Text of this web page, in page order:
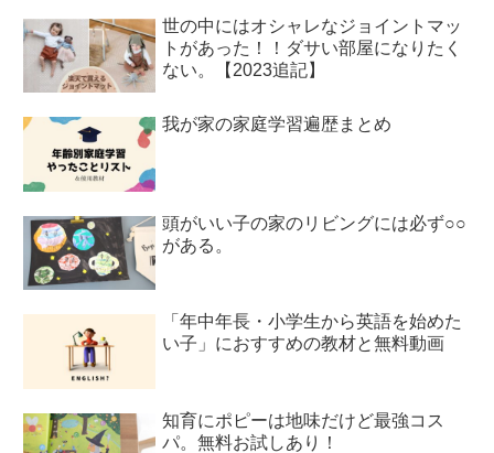
世の中にはオシャレなジョイントマッ
トがあった！！ダサい部屋になりたく
ない。【2023追記】
我が家の家庭学習遍歴まとめ
頭がいい子の家のリビングには必ず○○
がある。
「年中年長・小学生から英語を始めた
い子」におすすめの教材と無料動画
知育にポピーは地味だけど最強コス
パ。無料お試しあり！